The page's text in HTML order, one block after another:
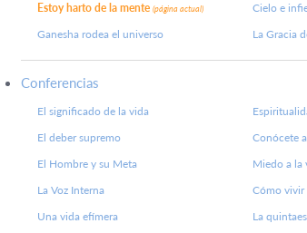
Estoy harto de la mente (página actual)
Cielo e
Ganesha rodea el universo
La Gracia
Conferencias
El significado de la vida
El deber supremo
Conócete
El Hombre y su Meta
Miedo a la
La Voz Interna
Cómo vivir
Una vida efímera
La